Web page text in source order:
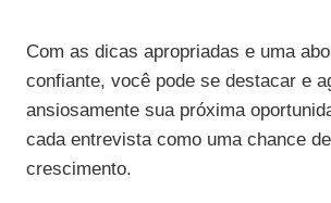
Com as dicas apropriadas e uma
confiante, você pode se destacar e
ansiosamente sua próxima
cada entrevista como uma chance
crescimento.